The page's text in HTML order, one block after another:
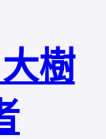
樹